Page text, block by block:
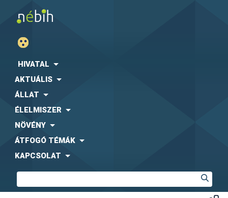
HIVATAL
AKTUÁLIS
ÁLLAT
ÉLELMISZER
NÖVÉNY
ÁTFOGÓ TÉMÁK
KAPCSOLAT